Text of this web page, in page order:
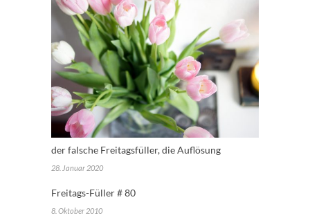
der falsche Freitagsfüller, die Auflösung
28. Januar 2020
Freitags-Füller # 80
8. Oktober 2010